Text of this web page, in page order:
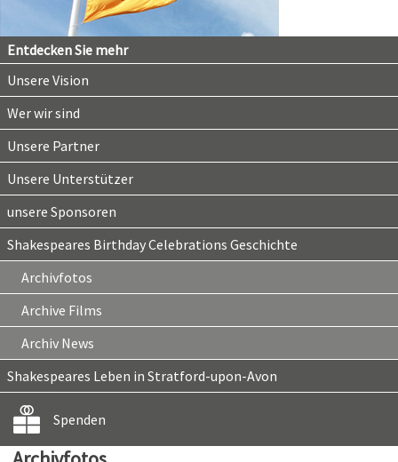
Entdecken Sie mehr
Unsere Vision
Wer wir sind
Unsere Partner
Unsere Unterstützer
unsere Sponsoren
Shakespeares Birthday Celebrations Geschichte
Archivfotos
Archive Films
Archiv News
Shakespeares Leben in Stratford-upon-Avon
Spenden